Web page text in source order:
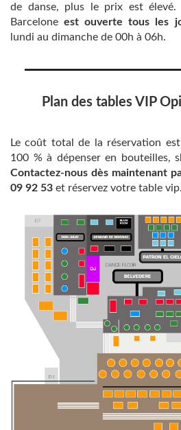
de danse, plus le prix est élevé.
Barceloneest ouverte tous les
lundi au dimanche de 00h à 06h.
Plan des tables VIP
Le coût total de la réservation
100 % à dépenser en bouteilles,
Contactez-nous dès maintenant
09 92 53 et réservez votre table vip.